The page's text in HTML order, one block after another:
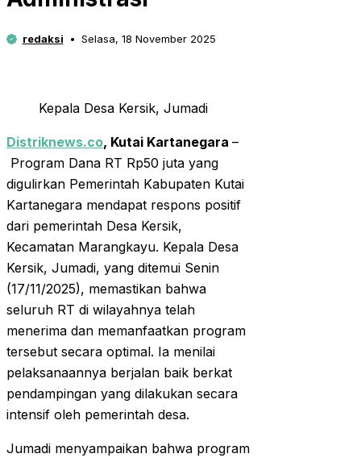
redaksi Selasa, 18 November 2025
Kepala Desa Kersik, Jumadi
Distriknews.co, Kutai Kartanegara –
Program Dana RT Rp50 juta yang
digulirkan Pemerintah Kabupaten Kutai
Kartanegara mendapat respons positif
dari pemerintah Desa Kersik,
Kecamatan Marangkayu. Kepala Desa
Kersik, Jumadi, yang ditemui Senin
(17/11/2025), memastikan bahwa
seluruh RT di wilayahnya telah
menerima dan memanfaatkan program
tersebut secara optimal. Ia menilai
pelaksanaannya berjalan baik berkat
pendampingan yang dilakukan secara
intensif oleh pemerintah desa.
Jumadi menyampaikan bahwa program